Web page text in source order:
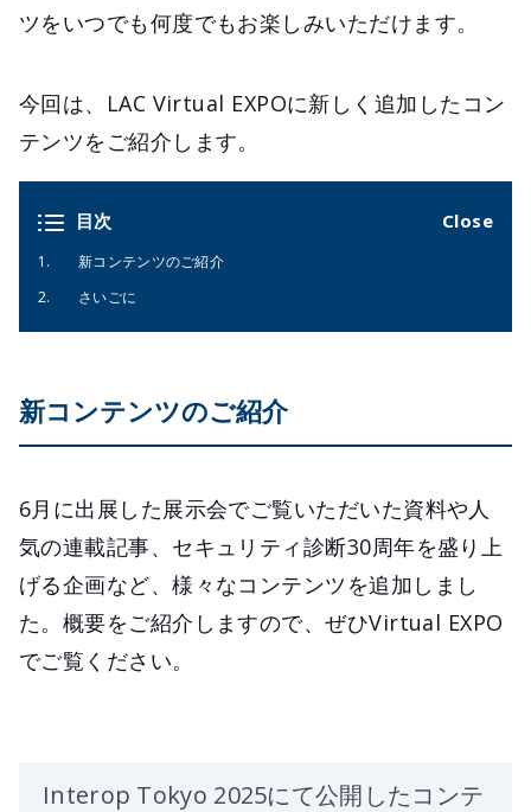
ツをいつでも何度でもお楽しみいただけます。
今回は、LAC Virtual EXPOに新しく追加したコン
テンツをご紹介します。
目次
新コンテンツのご紹介
さいごに
新コンテンツのご紹介
6月に出展した展示会でご覧いただいた資料や人
気の連載記事、セキュリティ診断30周年を盛り上
げる企画など、様々なコンテンツを追加しまし
た。概要をご紹介しますので、ぜひVirtual EXPO
でご覧ください。
Interop Tokyo 2025にて公開したコンテ